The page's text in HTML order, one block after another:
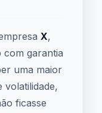
X,
com garantia
uma maior
volatilidade,
ficasse